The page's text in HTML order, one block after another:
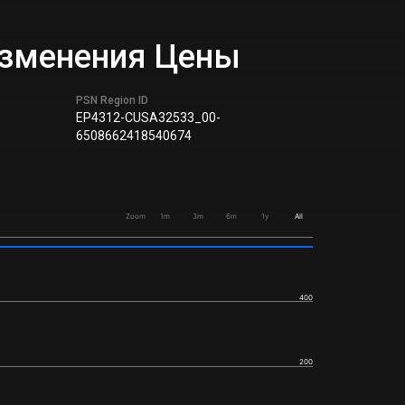
Цены
PSN Region ID
EP4312-CUSA32533_00-
6508662418540674
Zoom 1m 3m 6m 1y All
200
400